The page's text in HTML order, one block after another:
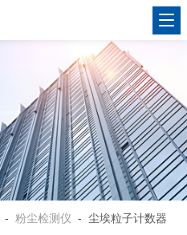
-粉尘检测仪 - 尘埃粒子计数器